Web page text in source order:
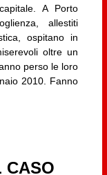
A Porto
allestiti
ospitano in
oltre un
perso le loro
2010. Fanno
CASO